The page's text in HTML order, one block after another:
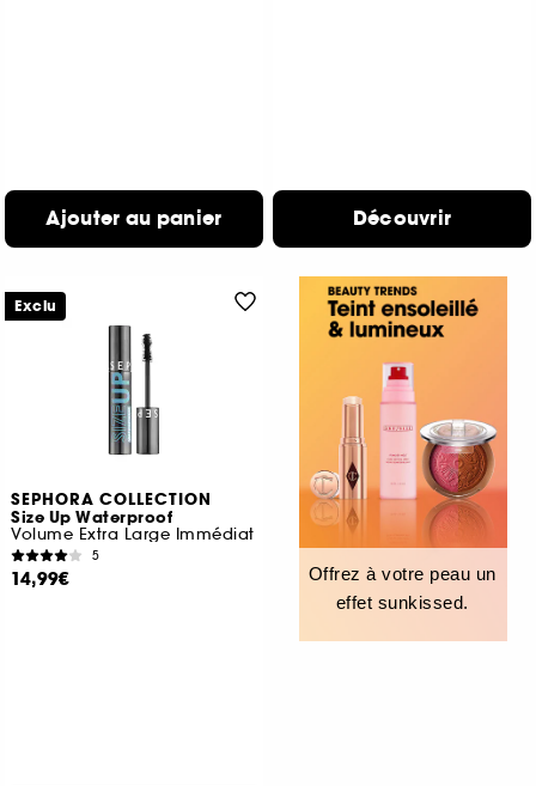
Ajouter au panier Découvrir
SEPHORA COLLECTION
Size Up Waterproof
Volume Extra Large Immédiat
5
14,99€
Exclu
Offrez à votre peau un
effet sunkissed.